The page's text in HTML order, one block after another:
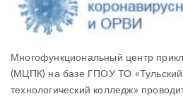
Многофункциональный центр
(МЦПК) на базе ГПОУ ТО «Тульский
технологический колледж»